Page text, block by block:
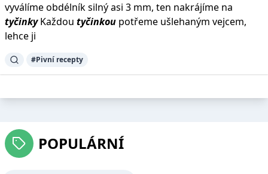
vyválíme obdélník silný asi 3 mm, ten nakrájíme na
tyčinkyKaždou tyčinkou potřeme ušlehaným vejcem,
lehce ji
#Pivní recepty
POPULÁRNÍ